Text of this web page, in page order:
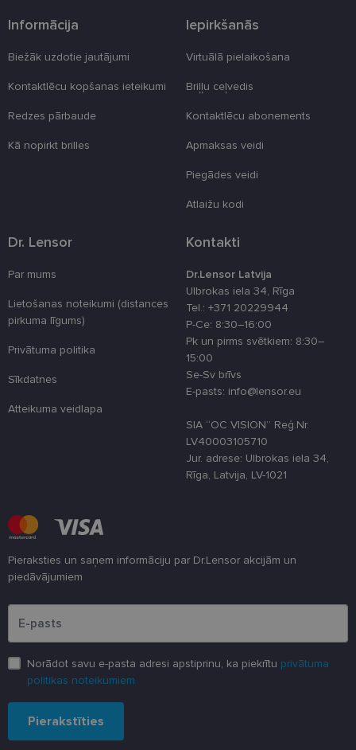
Informācija
Biežāk uzdotie jautājumi
Kontaktlēcu kopšanas ieteikumi
Redzes pārbaude
Kā nopirkt brilles
Iepirkšanās
Virtuālā pielaikošana
Briļļu ceļvedis
Kontaktlēcu abonements
Apmaksas veidi
Piegādes veidi
Atlaižu kodi
Dr. Lensor
Par mums
Lietošanas noteikumi (distances
pirkuma līgums)
Privātuma politika
Sīkdatnes
Atteikuma veidlapa
Kontakti
Dr.Lensor Latvija
Ulbrokas iela 34, Rīga
Tel.: +371 20229944
P-Ce: 8:30–16:00
Pk un pirms svētkiem: 8:30–
15:00
Se-Sv brīvs
E-pasts: info@lensor.eu
SIA “OC VISION” Reģ.Nr.
LV40003105710
Jur. adrese: Ulbrokas iela 34,
Rīga, Latvija, LV-1021
Pieraksties un saņem informāciju par Dr.Lensor akcijām un
piedāvājumiem
Lūdzu ievadiet e-pasta adresi
Norādot savu e-pasta adresi apstiprinu, ka piekrītu privātuma
politikas noteikumiem
Pierakstīties